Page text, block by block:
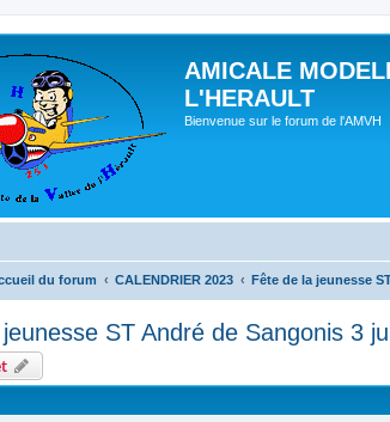
AMICALE
L'HERAULT
Bienvenue sur le forum de l'AMVH
du forum CALENDRIER 2023 Fête de la jeunesse
ST André de Sangonis 3